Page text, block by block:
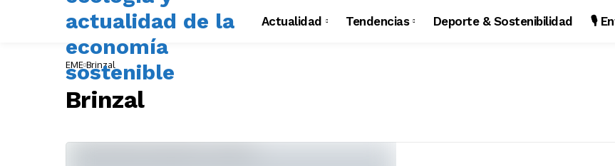
Actualidad Tendencias Deporte & Sostenibilidad 🎙️
EME Brinzal
Brinzal